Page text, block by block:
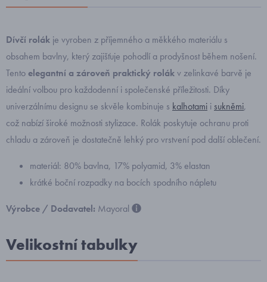
Dívčí rolák je vyroben z příjemného a měkkého materiálu s
obsahem bavlny, který zajišťuje pohodlí a prodyšnost během nošení.
Tentoelegantní a zároveň praktický rolákv zelinkavé barvě je
ideální volbou pro každodenní i společenské příležitosti. Díky
univerzálnímu designu se skvěle kombinuje s kalhotami i sukněmi,
což nabízí široké možnosti stylizace. Rolák poskytuje ochranu proti
chladu a zároveň je dostatečně lehký pro vrstvení pod další oblečení.
materiál: 80% bavlna, 17% polyamid, 3% elastan
krátké boční rozpadky na bocích spodního nápletu
Výrobce / Dodavatel: Mayoral
Velikostní tabulky